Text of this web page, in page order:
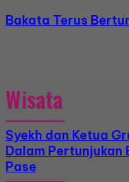
Bakata Terus
Wisata
Syekh dan Ketua
Dalam Pertunjukan
Pase